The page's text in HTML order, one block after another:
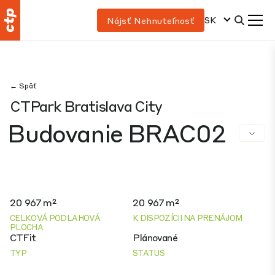
Nájsť Nehnuteľnosť SK
← Späť
CTPark Bratislava City
Budovanie BRAC02
20 967 m²
CELKOVÁ PODLAHOVÁ
PLOCHA
20 967 m²
K DISPOZÍCII NA PRENÁJOM
CTFit
TYP
Plánované
STATUS